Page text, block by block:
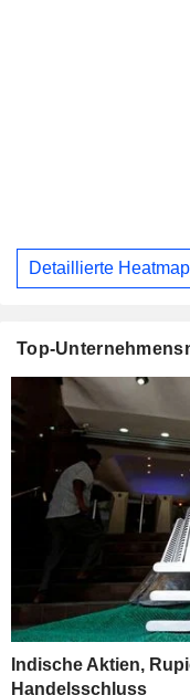
Detaillierte Heatmap
Top-
Indische Aktien,
Handelsschluss